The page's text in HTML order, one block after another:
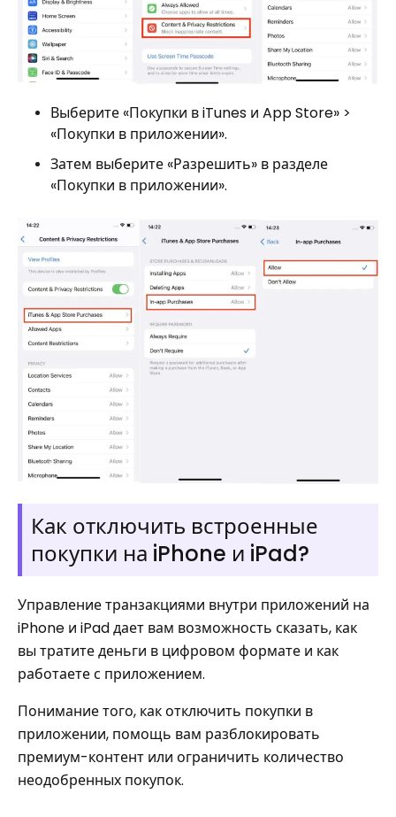
Выберите «Покупки в iTunes и App Store» >
«Покупки в приложении».
Затем выберите «Разрешить» в разделе
«Покупки в приложении».
Как отключить встроенные
покупки на iPhone и iPad?
Управление транзакциями внутри приложений на
iPhone и iPad дает вам возможность сказать, как
вы тратите деньги в цифровом формате и как
работаете с приложением.
Понимание того, как отключить покупки в
приложении, помощь вам разблокировать
премиум-контент или ограничить количество
неодобренных покупок.